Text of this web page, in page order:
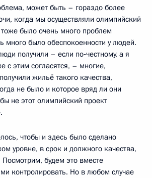
может быть – гораздо более
когда мы осуществляли олимпийский
было очень много проблем
много было обеспокоенности у людей.
получили – если по‑честному, а я
с этим согласятся, – многие,
жильё такого качества,
не было и которое вряд ли они
не этот олимпийский проект
чтобы и здесь было сделано
уровне, в срок и должного качества,
будем это вместе
контролировать. Но в любом случае